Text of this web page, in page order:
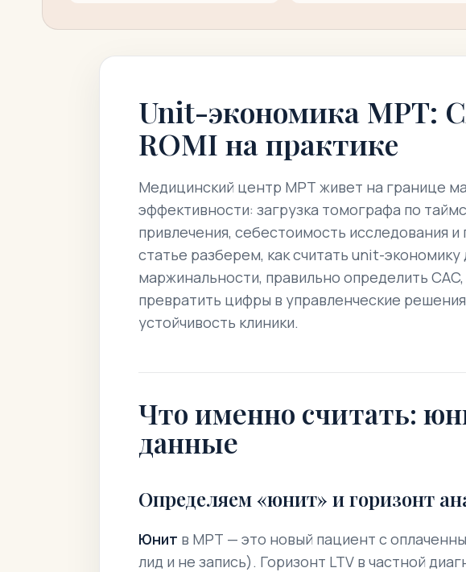
Unit-экономика МРТ:
ROMI на практике
Медицинский центр МРТ живет на границе
эффективности: загрузка томографа по
привлечения, себестоимость исследования
статье разберем, как считать unit-
маржинальности, правильно определить CAC,
превратить цифры в управленческие
устойчивость клиники.
Что именно считать:
данные
Определяем «юнит» и горизонт
Юнит в МРТ — это новый пациент с
лид и не запись). Горизонт LTV в частной